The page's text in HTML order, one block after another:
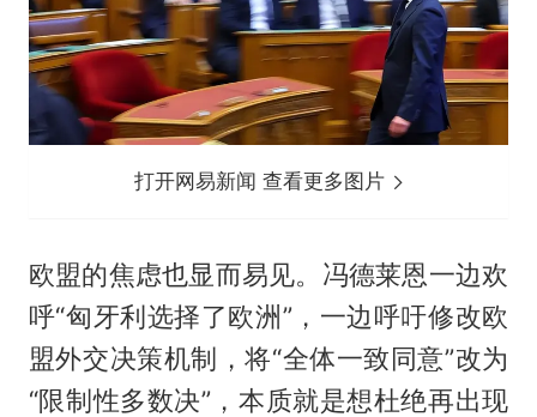
打开网易新闻 查看更多图片
欧盟的焦虑也显而易见。冯德莱恩一边欢
呼“匈牙利选择了欧洲”，一边呼吁修改欧
盟外交决策机制，将“全体一致同意”改为
“限制性多数决”，本质就是想杜绝再出现